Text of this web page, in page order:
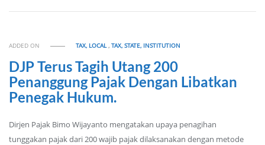
ADDED ON TAX, LOCAL,TAX, STATE, INSTITUTION
DJP Terus Tagih Utang 200
Penanggung Pajak Dengan Libatkan
Penegak Hukum.
Dirjen Pajak Bimo Wijayanto mengatakan upaya penagihan
tunggakan pajak dari 200 wajib pajak dilaksanakan dengan metode